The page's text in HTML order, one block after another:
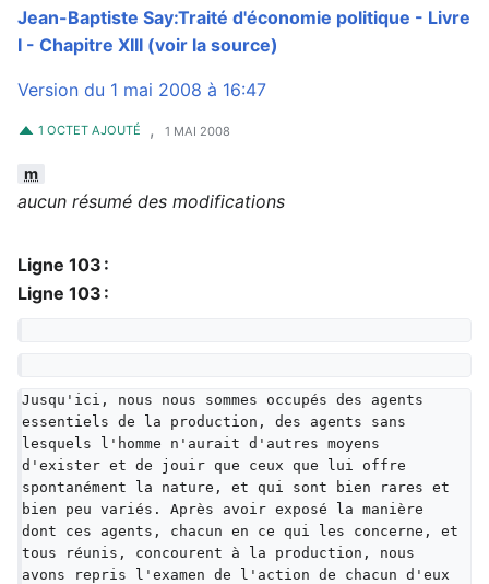
Jean-Baptiste Say:Traité d'économie politique - Livre
I - Chapitre XIII (voir la source)
Version du 1 mai 2008 à 16:47
1 OCTET AJOUTÉ , 1 MAI 2008
m
aucun résumé des modifications
Ligne 103 :
Ligne 103 :
Jusqu'ici, nous nous sommes occupés des agents
essentiels de la production, des agents sans
lesquels l'homme n'aurait d'autres moyens
d'exister et de jouir que ceux que lui offre
spontanément la nature, et qui sont bien rares et
bien peu variés. Après avoir exposé la manière
dont ces agents, chacun en ce qui les concerne, et
tous réunis, concourent à la production, nous
avons repris l'examen de l'action de chacun d'eux